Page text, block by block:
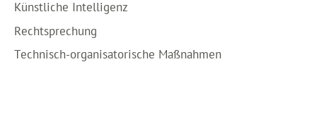
Künstliche Intelligenz
Rechtsprechung
Technisch-organisatorische Maßnahmen